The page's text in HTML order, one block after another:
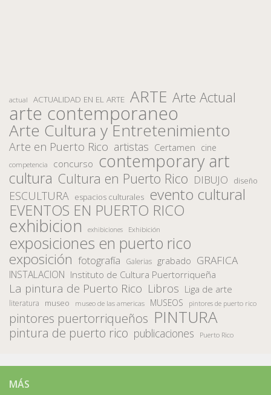
actual ACTUALIDAD EN EL ARTE ARTE Arte Actual
arte contemporaneo
Arte Cultura y Entretenimiento
Arte en Puerto Rico artistas Certamen cine
competencia concurso contemporary art
cultura Cultura en Puerto Rico DIBUJO diseño
ESCULTURA espacios culturales evento cultural
EVENTOS EN PUERTO RICO
exhibicion exhibiciones Exhibición
exposiciones en puerto rico
exposición fotografía Galerias grabado GRAFICA
INSTALACION Instituto de Cultura Puertorriqueña
La pintura de Puerto Rico Libros Liga de arte
literatura museo museo de las americas MUSEOS pintores de puerto rico
pintores puertorriqueños PINTURA
pintura de puerto rico publicaciones Puerto Rico
MÁS